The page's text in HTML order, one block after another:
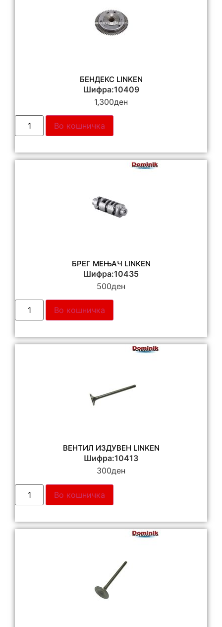
БЕНДЕКС LINKEN
Шифра:10409
1,300ден
Во кошничка
БРЕГ МЕЊАЧ LINKEN
Шифра:10435
500ден
Во кошничка
ВЕНТИЛ ИЗДУВЕН LINKEN
Шифра:10413
300ден
Во кошничка